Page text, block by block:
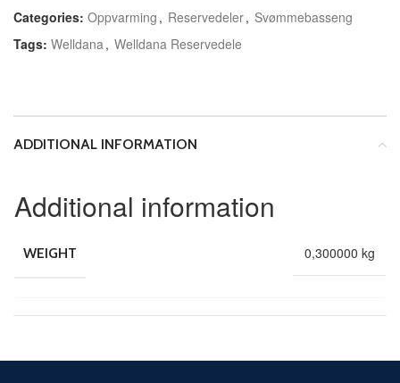
Categories: Oppvarming , Reservedeler, Svømmebasseng
Tags: Welldana , Welldana Reservedele
ADDITIONAL INFORMATION
Additional information
WEIGHT 0,300000 kg